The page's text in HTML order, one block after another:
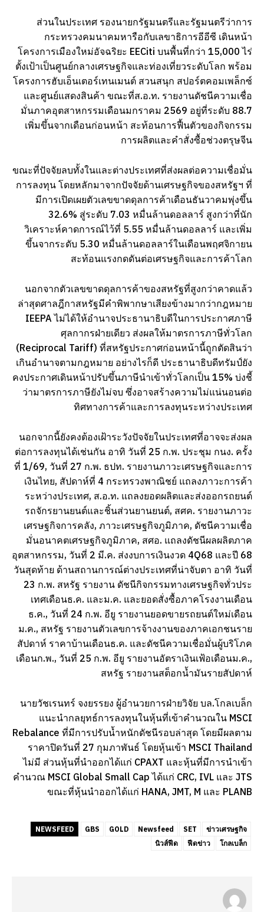
ส่วนในประเทศ รองนายกรัฐมนตรีและรัฐมนตรีว่าการ
กระทรวงคมนาคมหารือกับเลขาธิการอีอีซี เดินหน้า
โครงการเมืองใหม่อัจฉริยะ EECiti บนพื้นที่กว่า 15,000 ไร่
ตั้งเป้าเป็นศูนย์กลางเศรษฐกิจและท่องเที่ยวระดับโลก พร้อม
โครงการฮับเอ็นเตอร์เทนเมนต์ สวนสนุก สปอร์ตคอมเพล็กซ์
และศูนย์แสดงสินค้า ขณะที่ส.อ.ท. รายงานดัชนีความเชื่อ
มั่นภาคอุตสาหกรรมเดือนมกราคม 2569 อยู่ที่ระดับ 88.7
เพิ่มขึ้นจากเดือนก่อนหน้า สะท้อนการฟื้นตัวของกิจกรรม
การผลิตและคำสั่งซื้อช่วงตรุษจีน
ขณะที่ปัจจัยลบทั้งในและต่างประเทศที่ส่งผลต่อความเชื่อมั่น
การลงทุน โดยหลักมาจากปัจจัยด้านเศรษฐกิจของสหรัฐฯ ที่
มีการเปิดเผยตัวเลขขาดดุลการค้าเดือนธันวาคมพุ่งขึ้น
32.6% สู่ระดับ 7.03 หมื่นล้านดอลลาร์ สูงกว่าที่นัก
วิเคราะห์คาดการณ์ไว้ที่ 5.55 หมื่นล้านดอลลาร์ และเพิ่ม
ขึ้นจากระดับ 5.30 หมื่นล้านดอลลาร์ในเดือนพฤศจิกายน
สะท้อนแรงกดดันต่อเศรษฐกิจและการค้าโลก
นอกจากตัวเลขขาดดุลการค้าของสหรัฐที่สูงกว่าคาดแล้ว
ล่าสุดศาลฎีกาสหรัฐมีคำพิพากษาเสียงข้างมากว่ากฎหมาย
IEEPA ไม่ได้ให้อำนาจประธานาธิบดีในการประกาศภาษี
ศุลกากรฝ่ายเดียว ส่งผลให้มาตรการภาษีทั่วโลก
(Reciprocal Tariff) ที่สหรัฐประกาศก่อนหน้านี้ถูกตัดสินว่า
เกินอำนาจตามกฎหมาย อย่างไรก็ดี ประธานาธิบดีทรัมป์ยัง
คงประกาศเดินหน้าปรับขึ้นภาษีนำเข้าทั่วโลกเป็น 15% บ่งชี้
ว่ามาตรการภาษียังไม่จบ ซึ่งอาจสร้างความไม่แน่นอนต่อ
ทิศทางการค้าและการลงทุนระหว่างประเทศ
นอกจากนี้ยังคงต้องเฝ้าระวังปัจจัยในประเทศที่อาจจะส่งผล
ต่อการลงทุนได้เช่นกัน อาทิ วันที่ 25 ก.พ. ประชุม กนง. ครั้ง
ที่ 1/69, วันที่ 27 ก.พ. ธปท. รายงานภาวะเศรษฐกิจและการ
เงินไทย, สัปดาห์ที่ 4 กระทรวงพาณิชย์ แถลงภาวะการค้า
ระหว่างประเทศ, ส.อ.ท. แถลงยอดผลิตและส่งออกรถยนต์
รถจักรยานยนต์และชิ้นส่วนยานยนต์, สศค. รายงานภาวะ
เศรษฐกิจการคลัง, ภาวะเศรษฐกิจภูมิภาค, ดัชนีความเชื่อ
มั่นอนาคตเศรษฐกิจภูมิภาค, สศอ. แถลงดัชนีผลผลิตภาค
อุตสาหกรรม, วันที่ 2 มี.ค. ส่งงบการเงินงวด 4Q68 และปี 68
วันสุดท้าย ด้านสถานการณ์ต่างประเทศที่น่าจับตา อาทิ วันที่
23 ก.พ. สหรัฐ รายงาน ดัชนีกิจกรรมทางเศรษฐกิจทั่วประ
เทศเดือนธ.ค. และม.ค. และยอดสั่งซื้อภาคโรงงานเดือน
ธ.ค., วันที่ 24 ก.พ. อียู รายงานยอดขายรถยนต์ใหม่เดือน
ม.ค., สหรัฐ รายงานตัวเลขการจ้างงานของภาคเอกชนราย
สัปดาห์ ราคาบ้านเดือนธ.ค. และดัชนีความเชื่อมั่นผู้บริโภค
เดือนก.พ., วันที่ 25 ก.พ. อียู รายงานอัตราเงินเฟ้อเดือนม.ค.,
สหรัฐ รายงานสต็อกน้ำมันรายสัปดาห์
นายวัชเรนทร์ จงยรรยง ผู้อำนวยการฝ่ายวิจัย บล.โกลเบล็ก
แนะนำกลยุทธ์การลงทุนในหุ้นที่เข้าคำนวณใน MSCI
Rebalance ที่มีการปรับน้ำหนักดัชนีรอบล่าสุด โดยมีผลตาม
ราคาปิดวันที่ 27 กุมภาพันธ์ โดยหุ้นเข้า MSCI Thailand
ไม่มี ส่วนหุ้นที่นำออกได้แก่ CPAXT และหุ้นที่มีการนำเข้า
คำนวณ MSCI Global Small Cap ได้แก่ CRC, IVL และ JTS
ขณะที่หุ้นนำออกได้แก่ HANA, JMT, M และ PLANB
NEWSFEED GBS GOLD Newsfeed SET
ข่าวเศรษฐกิจ
นิวส์ฟีด
ฟีดข่าว โกลเบล็ก